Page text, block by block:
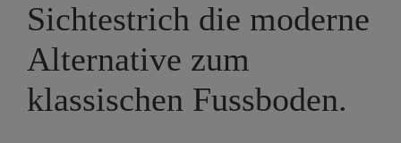
Sichtestrich die moderne
Alternative zum
klassischen Fussboden.